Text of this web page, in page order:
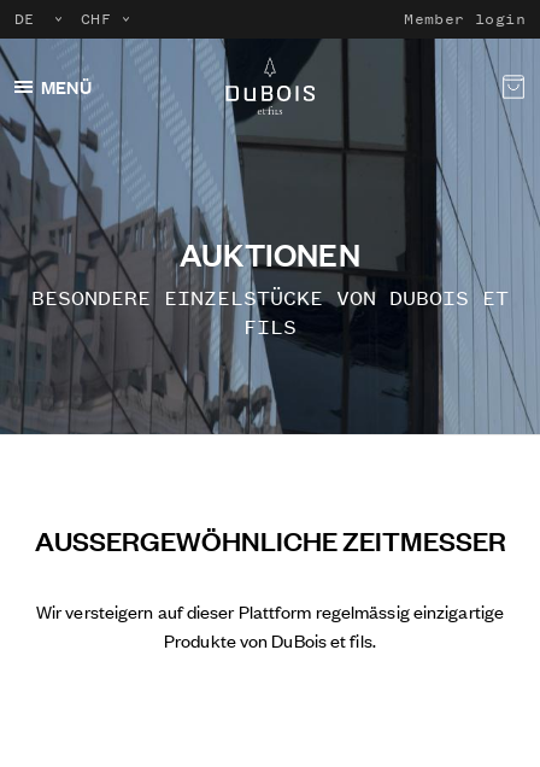
Member login
MENÜ
AUKTIONEN
BESONDERE EINZELSTÜCKE VON DUBOIS ET
FILS
AUSSERGEWÖHNLICHE ZEITMESSER
Wir versteigern auf dieser Plattform regelmässig einzigartige
Produkte von DuBois et fils.